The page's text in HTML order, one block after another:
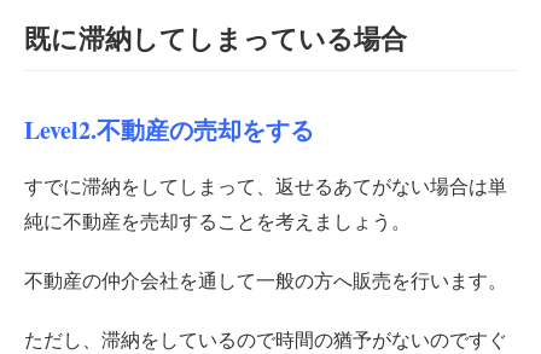
既に滞納してしまっている場合
Level2.不動産の売却をする
すでに滞納をしてしまって、返せるあてがない場合は単
純に不動産を売却することを考えましょう。
不動産の仲介会社を通して一般の方へ販売を行います。
ただし、滞納をしているので時間の猶予がないのですぐ